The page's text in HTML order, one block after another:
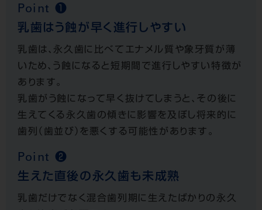
Point ❶
乳歯はう蝕が早く進行しやすい
乳歯は、永久歯に比べてエナメル質や象牙質が薄
いため、う蝕になると短期間で進行しやすい特徴が
あります。
乳歯がう蝕になって早く抜けてしまうと、その後に
生えてくる永久歯の傾きに影響を及ぼし将来的に
歯列（歯並び）を悪くする可能性があります。
Point ❷
生えた直後の永久歯も未成熟
乳歯だけでなく混合歯列期に生えたばかりの永久